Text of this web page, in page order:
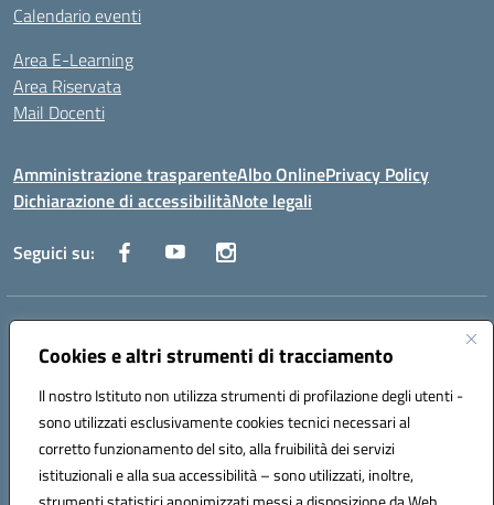
Cookies e altri strumenti di tracciamento
Il nostro Istituto non utilizza strumenti di profilazione degli utenti -
sono utilizzati esclusivamente cookies tecnici necessari al
corretto funzionamento del sito, alla fruibilità dei servizi
istituzionali e alla sua accessibilità – sono utilizzati, inoltre,
Calendario eventi
Area E-Learning
Area Riservata
Mail Docenti
Amministrazione trasparenteAlbo OnlinePrivacy Policy
Dichiarazione di accessibilitàNote legali
Seguici su:
Indirizzo:
Centralino:0885 417864 Email:fgpc180008@istruzione.it
Codice fiscale: 90043150714
Codice meccanografico:
FGPC180008
Codice Indice delle Pubbliche Amministrazioni (IPA): lzcc